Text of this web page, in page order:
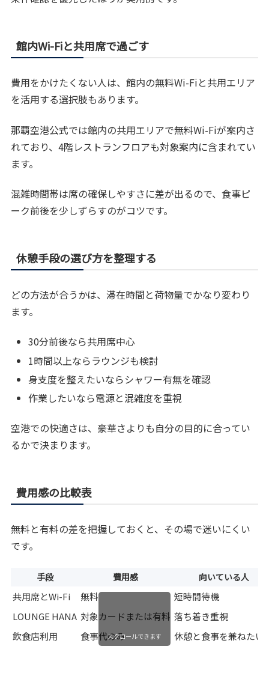
館内Wi-Fiと共用席で過ごす
費用をかけたくない人は、館内の無料Wi-Fiと共用エリア
を活用する選択肢もあります。
那覇空港公式では館内の共用エリアで無料Wi-Fiが案内さ
れており、4階レストランフロアも対象案内に含まれてい
ます。
混雑時間帯は席の確保しやすさに差が出るので、食事ピ
ーク前後を少しずらすのがコツです。
休憩手段の選び方を整理する
どの方法が合うかは、滞在時間と荷物量でかなり変わり
ます。
30分前後なら共用席中心
1時間以上ならラウンジも検討
身支度を整えたいならシャワー有無を確認
作業したいなら電源と混雑度を重視
空港での快適さは、豪華さよりも自分の目的に合ってい
るかで決まります。
費用感の比較表
無料と有料の差を把握しておくと、その場で迷いにくい
です。
手段 費用感 向いている人
共用席とWi-Fi 無料
短時間待機
LOUNGE HANA 対象カードまたは有料 落ち着き重視
飲食店利用
食事代のみ 休憩と食事を兼ねたい
スクロールできます